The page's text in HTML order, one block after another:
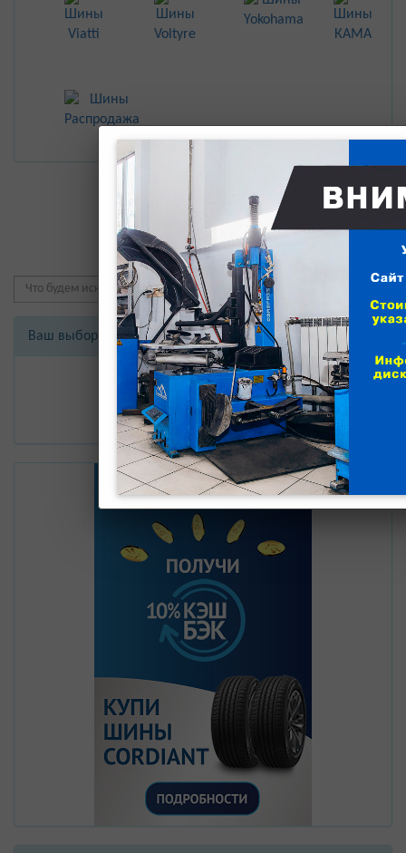
Товаров по данному
Ваш выбор
У Вас0ед. товара
В корзину